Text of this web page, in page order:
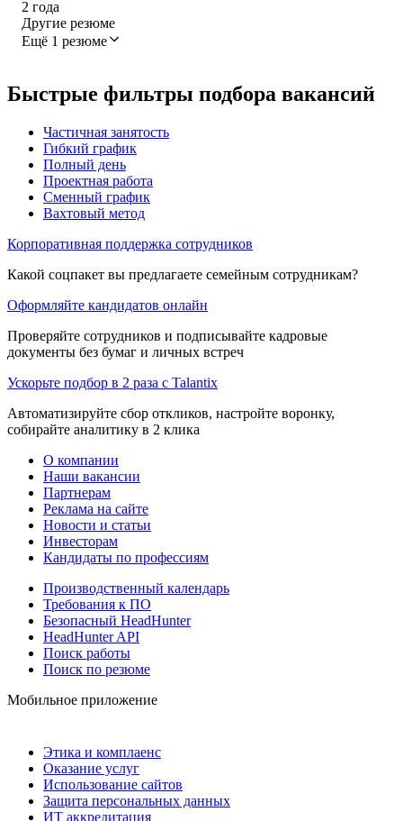
2 года
Другие резюме
Ещё 1 резюме
Быстрые фильтры подбора вакансий
Частичная занятость
Гибкий график
Полный день
Проектная работа
Сменный график
Вахтовый метод
Корпоративная поддержка сотрудников
Какой соцпакет вы предлагаете семейным сотрудникам?
Оформляйте кандидатов онлайн
Проверяйте сотрудников и подписывайте кадровые
документы без бумаг и личных встреч
Ускорьте подбор в 2 раза с Talantix
Автоматизируйте сбор откликов, настройте воронку,
собирайте аналитику в 2 клика
О компании
Наши вакансии
Партнерам
Реклама на сайте
Новости и статьи
Инвесторам
Кандидаты по профессиям
Производственный календарь
Требования к ПО
Безопасный HeadHunter
HeadHunter API
Поиск работы
Поиск по резюме
Мобильное приложение
Этика и комплаенс
Оказание услуг
Использование сайтов
Защита персональных данных
ИТ аккредитация